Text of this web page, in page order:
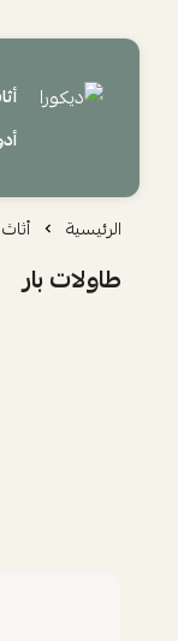
الرئيسية
طاولات بار